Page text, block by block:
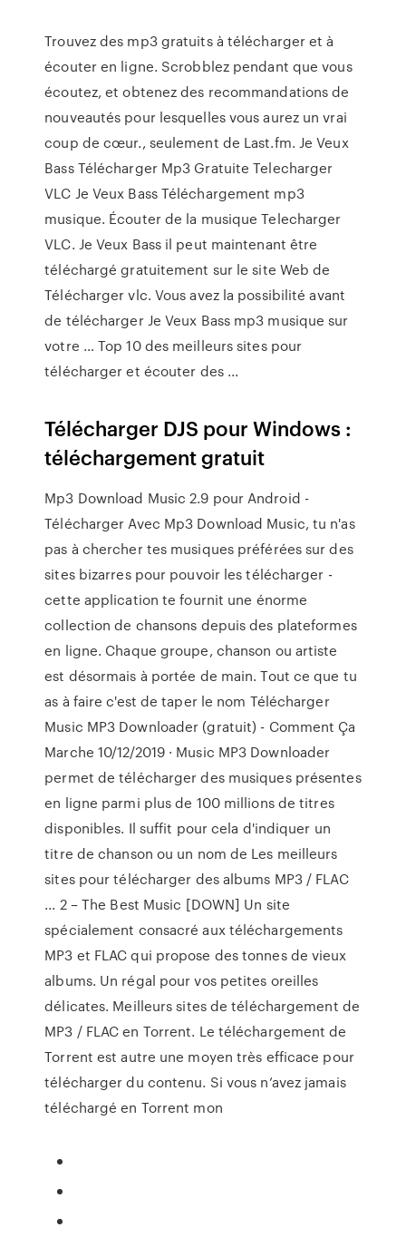
Trouvez des mp3 gratuits à télécharger et à
écouter en ligne. Scrobblez pendant que vous
écoutez, et obtenez des recommandations de
nouveautés pour lesquelles vous aurez un vrai
coup de cœur., seulement de Last.fm. Je Veux
Bass Télécharger Mp3 Gratuite Telecharger
VLC Je Veux Bass Téléchargement mp3
musique. Écouter de la musique Telecharger
VLC. Je Veux Bass il peut maintenant être
téléchargé gratuitement sur le site Web de
Télécharger vlc. Vous avez la possibilité avant
de télécharger Je Veux Bass mp3 musique sur
votre … Top 10 des meilleurs sites pour
télécharger et écouter des ...
Télécharger DJS pour Windows :
téléchargement gratuit
Mp3 Download Music 2.9 pour Android -
Télécharger Avec Mp3 Download Music, tu n'as
pas à chercher tes musiques préférées sur des
sites bizarres pour pouvoir les télécharger -
cette application te fournit une énorme
collection de chansons depuis des plateformes
en ligne. Chaque groupe, chanson ou artiste
est désormais à portée de main. Tout ce que tu
as à faire c'est de taper le nom Télécharger
Music MP3 Downloader (gratuit) - Comment Ça
Marche 10/12/2019 · Music MP3 Downloader
permet de télécharger des musiques présentes
en ligne parmi plus de 100 millions de titres
disponibles. Il suffit pour cela d'indiquer un
titre de chanson ou un nom de Les meilleurs
sites pour télécharger des albums MP3 / FLAC
... 2 – The Best Music [DOWN] Un site
spécialement consacré aux téléchargements
MP3 et FLAC qui propose des tonnes de vieux
albums. Un régal pour vos petites oreilles
délicates. Meilleurs sites de téléchargement de
MP3 / FLAC en Torrent. Le téléchargement de
Torrent est autre une moyen très efficace pour
télécharger du contenu. Si vous n’avez jamais
téléchargé en Torrent mon